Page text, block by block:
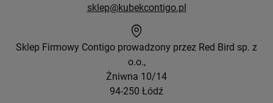
sklep@kubekcontigo.pl
Sklep Firmowy Contigo prowadzony przez Red Bird sp. z
o.o.,
Żniwna 10/14
94-250 Łódź